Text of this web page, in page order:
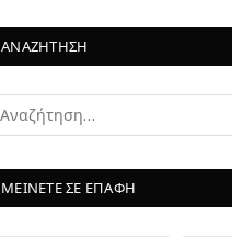
ΑΝΑΖΗΤΗΣΗ
ΜΕΙΝΕΤΕ ΣΕ ΕΠΑΦΗ